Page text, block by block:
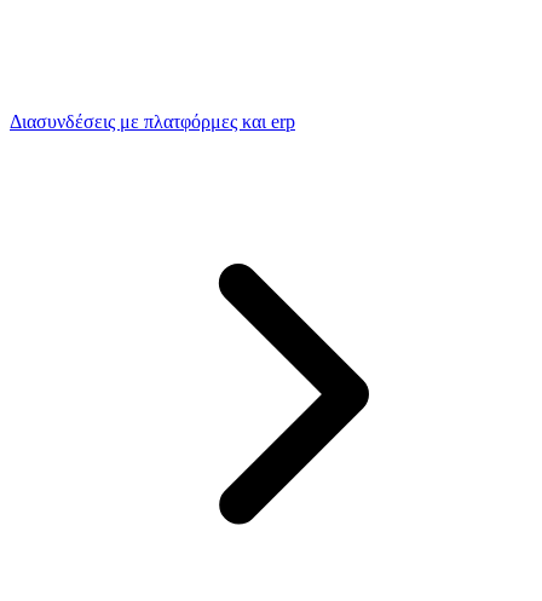
Διασυνδέσεις με πλατφόρμες και erp